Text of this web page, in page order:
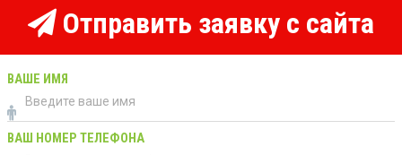
Отправить заявку с сайта
ВАШЕ ИМЯ
ВАШ НОМЕР ТЕЛЕФОНА